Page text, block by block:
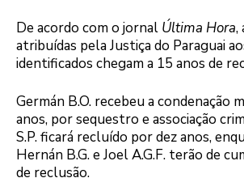
De acordo com o jornal Última Hora,
atribuídas pela Justiça do Paraguai
identificados chegam a 15 anos de
Germán B.O. recebeu a condenação
anos, por sequestro e associação
S.P. ficará recluído por dez anos,
Hernán B.G. e Joel A.G.F. terão de
de reclusão.